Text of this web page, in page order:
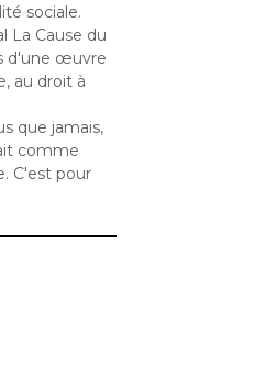
sociale.
La Cause du
d'une œuvre
au droit à
que jamais,
comme
C'est pour